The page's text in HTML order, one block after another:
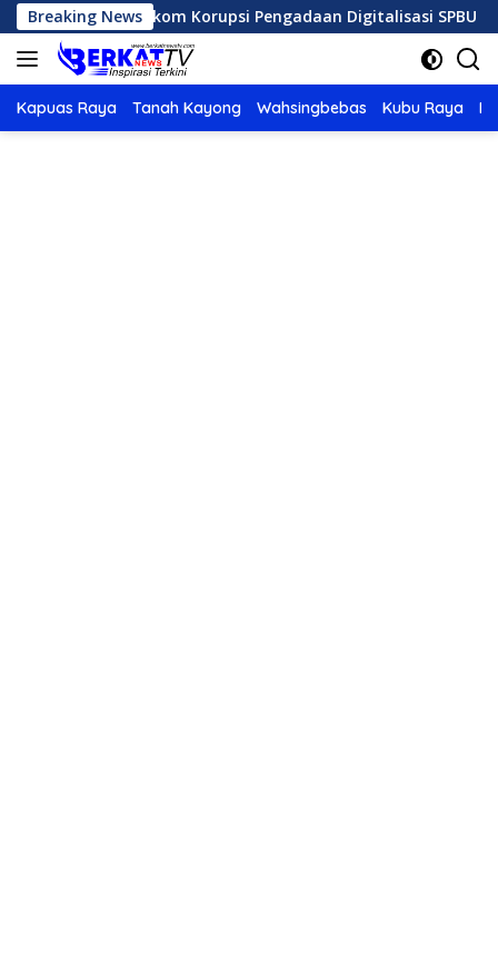
Langsung
ke
konten
Breaking News
Telkom Korupsi Pengadaan Digitalisasi SPBU Pertamina
Kapuas Raya Tanah Kayong Wahsingbebas Kubu Raya